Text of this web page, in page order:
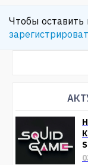
Чтобы оставить